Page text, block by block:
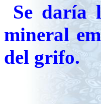
Se daría
mineral
del grifo.